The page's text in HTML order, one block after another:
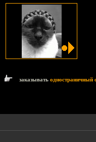
заказывать одностраничный